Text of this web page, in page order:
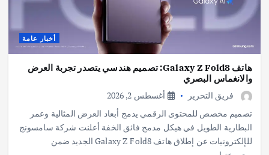
أخبار عامة
هاتف Galaxy Z Fold8: تصميم هندسي يتصدر تجربة العرض
والانغماس البصري
فريق التحرير
أغسطس 2, 2026
تصميم مخصص للمحتوى الرقمي يدمج أبعاد العرض المثالية وعمر
البطارية الطويل في هيكل مدمج فائق الخفة أعلنت شركة سامسونج
للإلكترونيات عن إطلاق هاتف Galaxy Z Fold8 الجديد ضمن